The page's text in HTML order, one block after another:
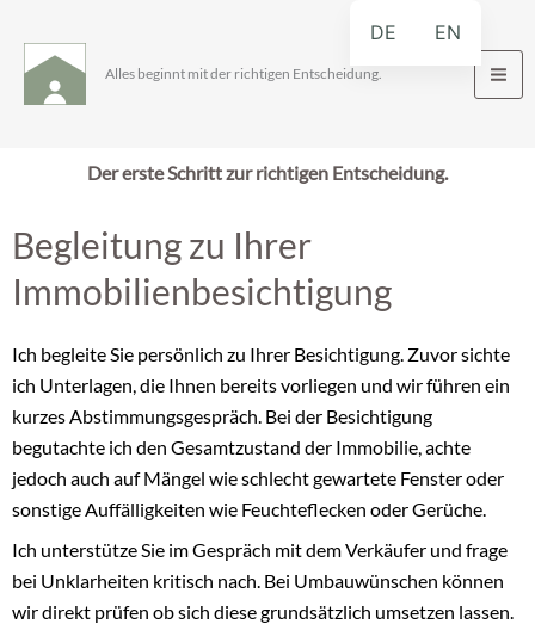
Inhalt
springen
Alles beginnt mit der richtigen Entscheidung.
Der erste Schritt zur richtigen Entscheidung.
Begleitung zu Ihrer
Immobilienbesichtigung
Ich begleite Sie persönlich zu Ihrer Besichtigung. Zuvor sichte
ich Unterlagen, die Ihnen bereits vorliegen und wir führen ein
kurzes Abstimmungsgespräch. Bei der Besichtigung
begutachte ich den Gesamtzustand der Immobilie, achte
jedoch auch auf Mängel wie schlecht gewartete Fenster oder
sonstige Auffälligkeiten wie Feuchteflecken oder Gerüche.
Ich unterstütze Sie im Gespräch mit dem Verkäufer und frage
bei Unklarheiten kritisch nach. Bei Umbauwünschen können
wir direkt prüfen ob sich diese grundsätzlich umsetzen lassen.
DE EN